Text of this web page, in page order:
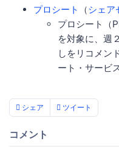
プロシート （シェア
プロシート（
を対象に、週
しをリコメン
ート・サービ
シェア ツイート
コメント